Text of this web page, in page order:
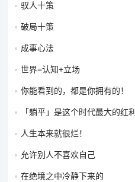
驭人十策
破局十策
成事心法
世界=认知+立场
你能看到的，都是你拥有的！
「躺平」是这个时代最大的红利
人生本来就很烂！
允许别人不喜欢自己
在绝境之中冷静下来的